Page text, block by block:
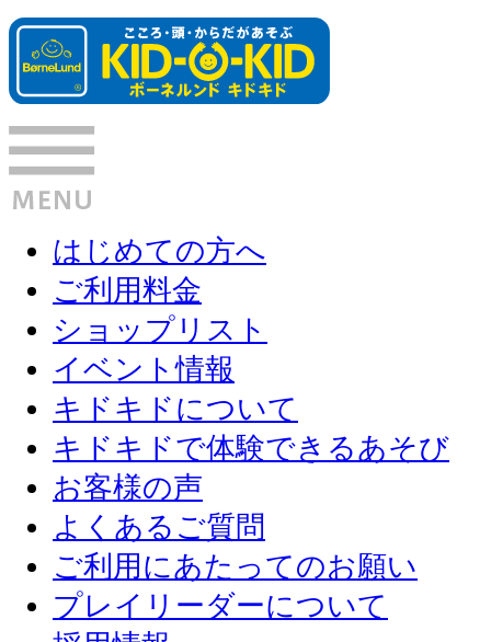
はじめての方へ
ご利用料金
ショップリスト
イベント情報
キドキドについて
キドキドで体験できるあそび
お客様の声
よくあるご質問
ご利用にあたってのお願い
プレイリーダーについて